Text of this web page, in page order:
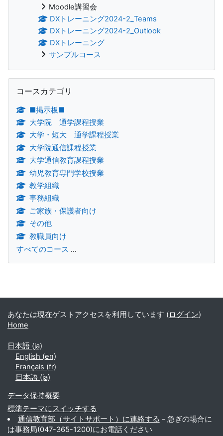
Moodle講習会
DXトレーニング2024-2_Teams
DXトレーニング2024-2_Outlook
DXトレーニング
サンプルコース
コースカテゴリ
■掲示板■
大学院 通学課程授業
大学・短大 通学課程授業
大学院通信課程授業
大学通信教育課程授業
幼児教育専門学校授業
教学組織
事務組織
ご家族・保護者向け
その他
教職員向け
すべてのコース ...
あなたは現在ゲストアクセスを利用しています (ログイン)
Home
日本語 ‎(ja)‎
English ‎(en)‎
Français ‎(fr)‎
日本語 ‎(ja)‎
データ保持概要
標準テーマにスイッチする
通信教育部（サイトサポート）に連絡する －急ぎの場合に
は事務局(047-365-1200)にお電話ください